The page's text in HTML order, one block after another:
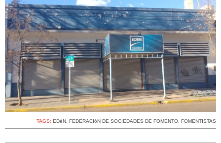
TAGS: EDéN, FEDERACIóN DE SOCIEDADES DE FOMENTO, FOMENTISTAS